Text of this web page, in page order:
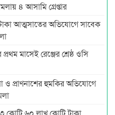
৪ আসামি গ্রেপ্তার
আত্মসাতের অভিযোগে সাবেক
মাসেই রেঞ্জের শ্রেষ্ঠ ওসি
ও প্রাণনাশের হুমকির অভিযোগে